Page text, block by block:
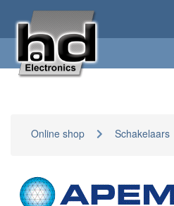
Online shop Schakelaars